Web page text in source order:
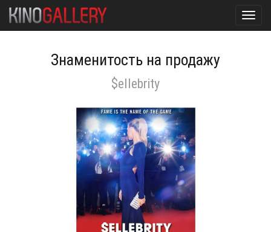
Знаменитость на продажу
$ellebrity